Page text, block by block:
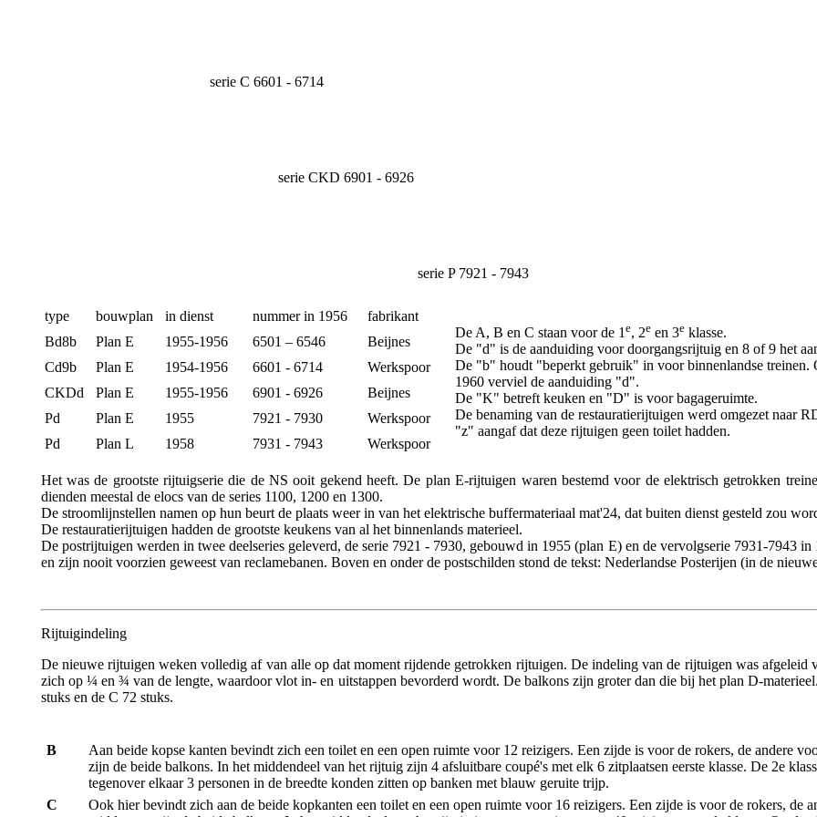
serie C 6601 - 6714
serie CKD 6901 - 6926
serie P 7921 - 7943
type bouwplan in dienst nummer in 1956
fabrikant
De A, B en C staan voor de 1 e, 2een 3eklasse.
De "d" is de aanduiding voor doorgangsrijtuig en 8 of 9 het
De "b" houdt "beperkt gebruik" in voor binnenlandse treinen.
1960 verviel de aanduiding "d".
De "K" betreft keuken en "D" is voor bagageruimte.
De benaming van de restauratierijtuigen werd omgezet naar
"z" aangaf dat deze rijtuigen geen toilet hadden.
Bd8b Plan E 1955-1956 6501 – 6546
Beijnes
Cd9b
Plan E 1954-1956 6601 - 6714
Werkspoor
CKDd
Plan E 1955-1956 6901 - 6926
Beijnes
Pd
Plan E 1955 7921 - 7930
Werkspoor
Pd
Plan L 1958 7931 - 7943 Werkspoor
Het was de grootste rijtuigserie die de NS ooit gekend heeft. De plan E-rijtuigen waren bestemd voor de elektrisch getrokken
dienden meestal de elocs van de series 1100, 1200 en 1300.
De stroomlijnstellen namen op hun beurt de plaats weer in van het elektrische buffermateriaal mat'24, dat buiten dienst gesteld zou
De restauratierijtuigen hadden de grootste keukens van al het binnenlands materieel.
De postrijtuigen werden in twee deelseries geleverd, de serie 7921 - 7930, gebouwd in 1955 (plan E) en de vervolgserie 7931-7943
en zijn nooit voorzien geweest van reclamebanen. Boven en onder de postschilden stond de tekst: Nederlandse Posterijen (in de
Rijtuigindeling
De nieuwe rijtuigen weken volledig af van alle op dat moment rijdende getrokken rijtuigen. De indeling van de rijtuigen was afgeleid
zich op ¼ en ¾ van de lengte, waardoor vlot in- en uitstappen bevorderd wordt. De balkons zijn groter dan die bij het plan D-
stuks en de C 72 stuks.
B
Aan beide kopse kanten bevindt zich een toilet en een open ruimte voor 12 reizigers. Een zijde is voor de rokers, de andere
zijn de beide balkons. In het middendeel van het rijtuig zijn 4 afsluitbare coupé's met elk 6 zitplaatsen eerste klasse. De 2e
tegenover elkaar 3 personen in de breedte konden zitten op banken met blauw geruite trijp.
C
Ook hier bevindt zich aan de beide kopkanten een toilet en een open ruimte voor 16 reizigers. Een zijde is voor de rokers, de